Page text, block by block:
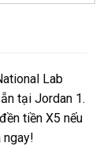
Lab
tại Jordan 1.
tiền X5 nếu
ngay!